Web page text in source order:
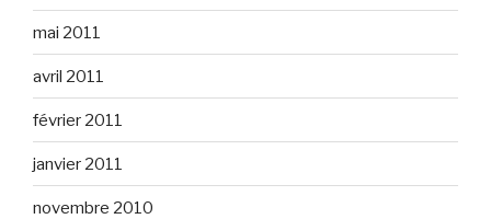
mai 2011
avril 2011
février 2011
janvier 2011
novembre 2010